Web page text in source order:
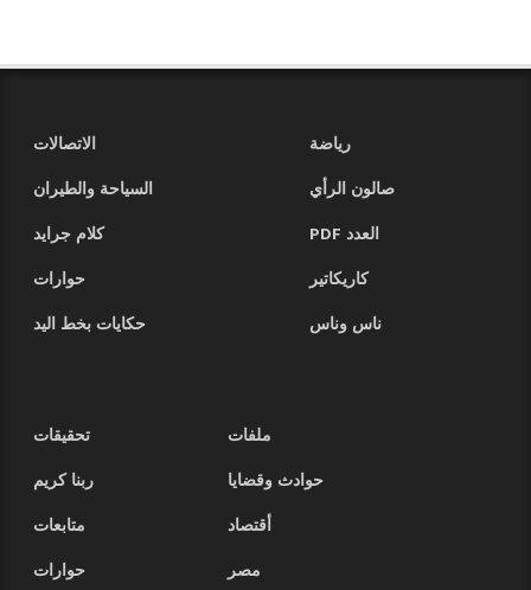
رياضة
الاتصالات
صالون الرأي
السياحة والطيران
العدد PDF
كلام جرايد
كاريكاتير
حوارات
ناس وناس
حكايات بخط اليد
ملفات
تحقيقات
حوادث وقضايا
ربنا كريم
أقتصاد
متابعات
مصر
حوارات